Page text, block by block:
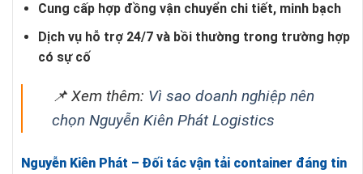
Cung cấp hợp đồng vận chuyển chi tiết, minh bạch
Dịch vụ hỗ trợ 24/7 và bồi thường trong trường hợp
có sự cố
📌 Xem thêm: Vì sao doanh nghiệp nên
chọn Nguyễn Kiên Phát Logistics
Nguyễn Kiên Phát – Đối tác vận tải container đáng tin